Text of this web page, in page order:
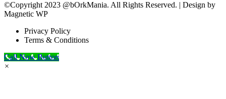
©Copyright 2023 @bOrkMania. All Rights Reserved. | Design by
Magnetic WP
Privacy Policy
Terms & Conditions
Call Now Button
×